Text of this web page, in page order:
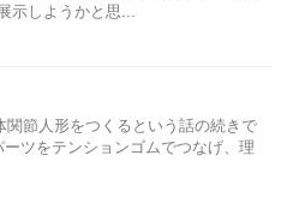
示しようかと思...
節人形をつくるという話の続きで
をテンションゴムでつなげ、理